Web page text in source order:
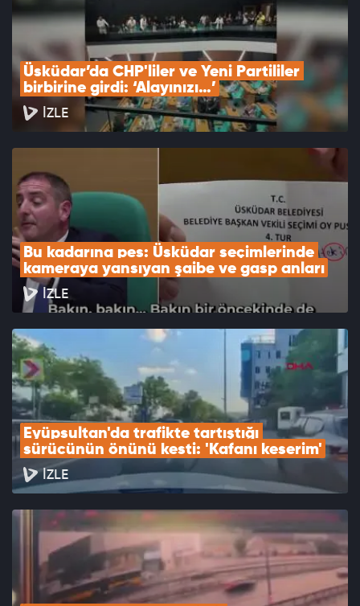
Üsküdar’da CHP'liler ve Yeni Partililer
birbirine girdi: ‘Alayınızı…’
İZLE
Bu kadarına pes: Üsküdar seçimlerinde
kameraya yansıyan şaibe ve gasp anları
İZLE
Eyüpsultan'da trafikte tartıştığı
sürücünün önünü kesti: 'Kafanı keserim'
İZLE